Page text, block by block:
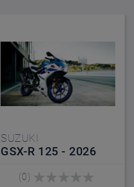
(0)
SUZUKI
GSX-R 125 - 2026